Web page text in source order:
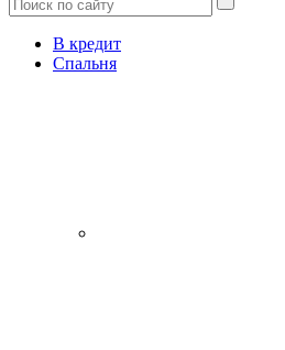
В кредит
Спальня